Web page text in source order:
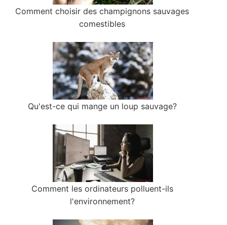
Comment choisir des champignons sauvages
comestibles
Qu'est-ce qui mange un loup sauvage?
Comment les ordinateurs polluent-ils
l'environnement?